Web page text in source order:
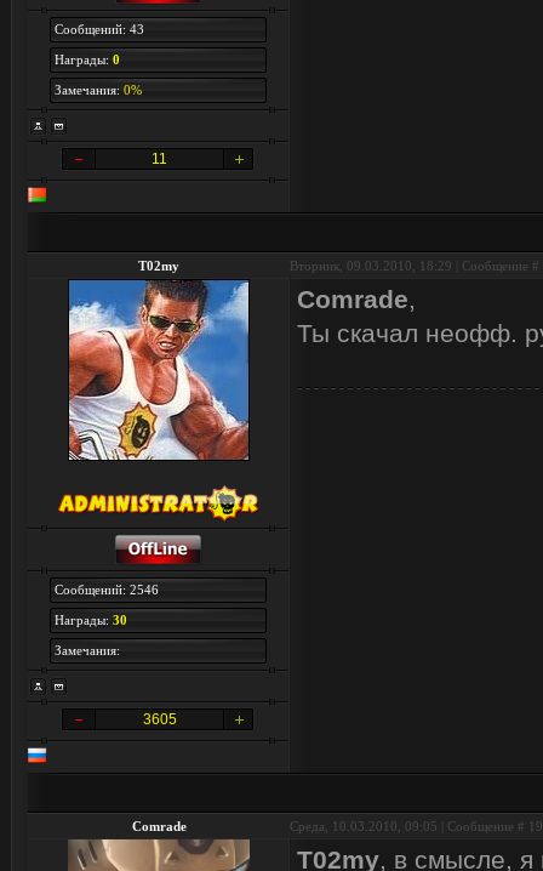
Сообщений: 43
Награды: 0
Замечания: 0%
11
T02my Вторник, 09.03.2010, 18:29 | Сообщение #
Сообщений: 2546
Награды: 30
Замечания:
3605
Comrade,
Ты скачал неофф.
Comrade Среда, 10.03.2010, 09:05 | Сообщение # 19
T02my, в смысле, я